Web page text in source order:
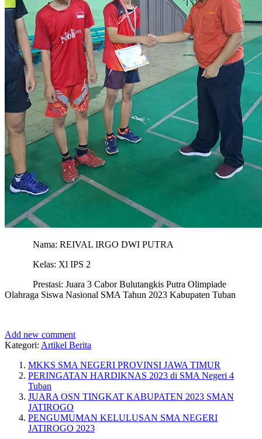
Nama: REIVAL IRGO DWI PUTRA
Kelas: Xl IPS 2
Prestasi: Juara 3 Cabor Bulutangkis Putra Olimpiade
Olahraga Siswa Nasional SMA Tahun 2023 Kabupaten Tuban
Add new comment
Kategori: Artikel Berita
MKKS SMA NEGERI PROVINSI JAWA TIMUR
PERINGATAN HARDIKNAS 2023 di SMA Negeri 4
Tuban
JUARA OSN TINGKAT KABUPATEN 2023 SMAN
JATIROGO
PENGUMUMAN KELULUSAN SMA NEGERI
JATIROGO 2023